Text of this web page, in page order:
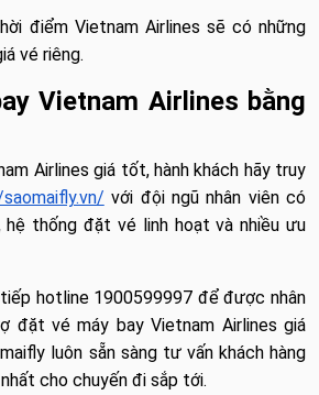
điểm Vietnam Airlines sẽ có những
vé riêng.
Vietnam Airlines bằng
Airlines giá tốt, hành khách hãy truy
với đội ngũ nhân viên có
hệ thống đặt vé linh hoạt và nhiều ưu
hotline 1900599997 để được nhân
đặt vé máy bay Vietnam Airlines giá
luôn sẵn sàng tư vấn khách hàng
cho chuyến đi sắp tới.